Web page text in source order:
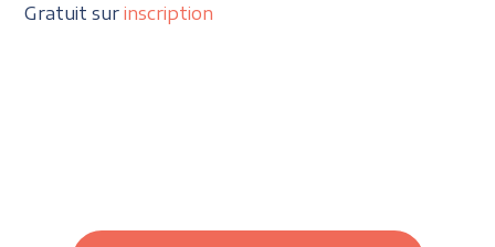
Gratuit surinscription